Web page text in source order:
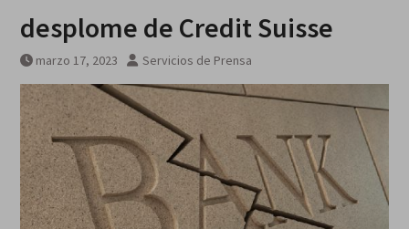
desplome de Credit Suisse
marzo 17, 2023 Servicios de Prensa